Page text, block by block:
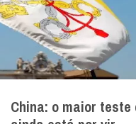
China: o maior